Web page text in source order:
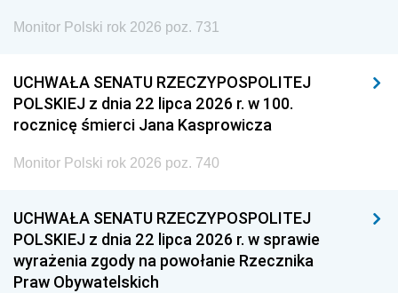
Monitor Polski rok 2026 poz. 731
UCHWAŁA SENATU RZECZYPOSPOLITEJ
POLSKIEJ z dnia 22 lipca 2026 r. w 100.
rocznicę śmierci Jana Kasprowicza
Monitor Polski rok 2026 poz. 740
UCHWAŁA SENATU RZECZYPOSPOLITEJ
POLSKIEJ z dnia 22 lipca 2026 r. w sprawie
wyrażenia zgody na powołanie Rzecznika
Praw Obywatelskich